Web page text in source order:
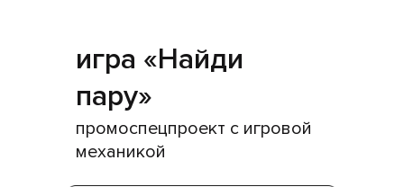
игра «Найди
пару»
промоспецпроект с игровой
механикой